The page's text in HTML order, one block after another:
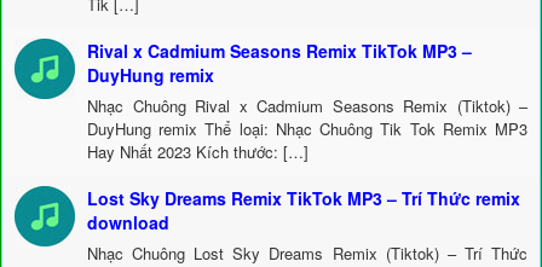
Rival x Cadmium Seasons Remix TikTok MP3 –
DuyHung remix
Nhạc Chuông Rival x Cadmium Seasons Remix (Tiktok) –
DuyHung remix Thể loại: Nhạc Chuông Tik Tok Remix MP3
Hay Nhất 2023 Kích thước: […]
Lost Sky Dreams Remix TikTok MP3 – Trí Thức remix
download
Nhạc Chuông Lost Sky Dreams Remix (Tiktok) – Trí Thức